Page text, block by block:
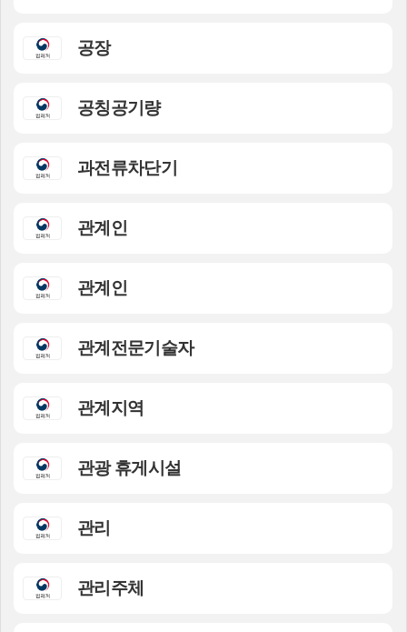
공장
공칭공기량
과전류차단기
관계인
관계인
관계전문기술자
관계지역
관광 휴게시설
관리
관리주체